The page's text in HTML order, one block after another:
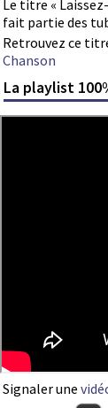
Le titre «
fait partie des
Retrouvez ce
Chanson
La playlist
Signaler une